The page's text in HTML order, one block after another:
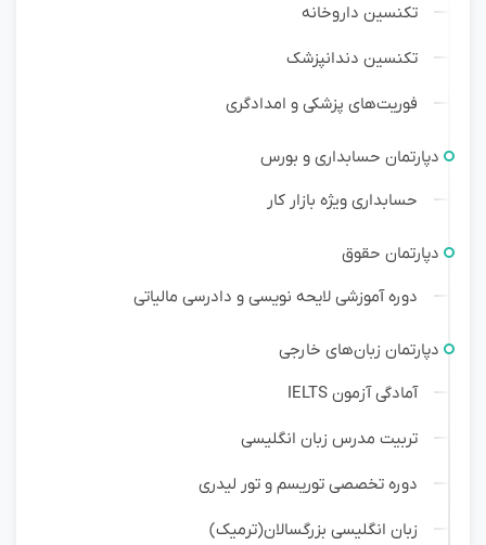
تکنسین داروخانه
تکنسین دندانپزشک
فوریت‌های پزشکی و امدادگری
دپارتمان حسابداری و بورس
حسابداری ویژه بازار کار
دپارتمان حقوق
دوره آموزشی لایحه نویسی و دادرسی مالیاتی
دپارتمان زبان‌های خارجی
آمادگی آزمون IELTS
تربیت مدرس زبان انگلیسی
دوره تخصصی توریسم و تور لیدری
زبان انگلیسی بزرگسالان(ترمیک)